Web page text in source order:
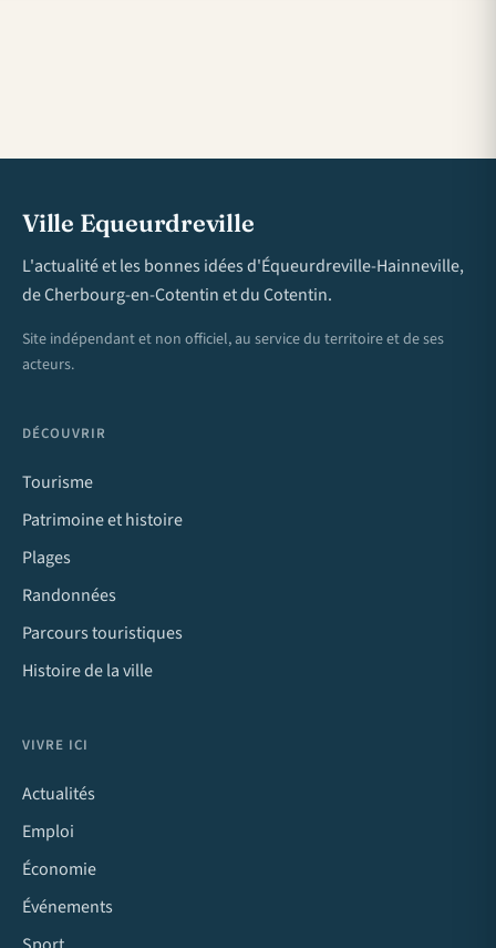
Ville Equeurdreville
L'actualité et les bonnes idées d'Équeurdreville-Hainneville,
de Cherbourg-en-Cotentin et du Cotentin.
Site indépendant et non officiel, au service du territoire et de ses
acteurs.
DÉCOUVRIR
Tourisme
Patrimoine et histoire
Plages
Randonnées
Parcours touristiques
Histoire de la ville
VIVRE ICI
Actualités
Emploi
Économie
Événements